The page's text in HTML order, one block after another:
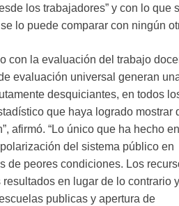
los trabajadores” y con lo
lo puede comparar con ningún
con la evaluación del trabajo
evaluación universal generan
desquiciantes, en todos
que haya logrado mostrar
afirmó. “Lo único que ha hecho en
del sistema público en
de peores condiciones. Los
en lugar de lo contrario
publicas y apertura de